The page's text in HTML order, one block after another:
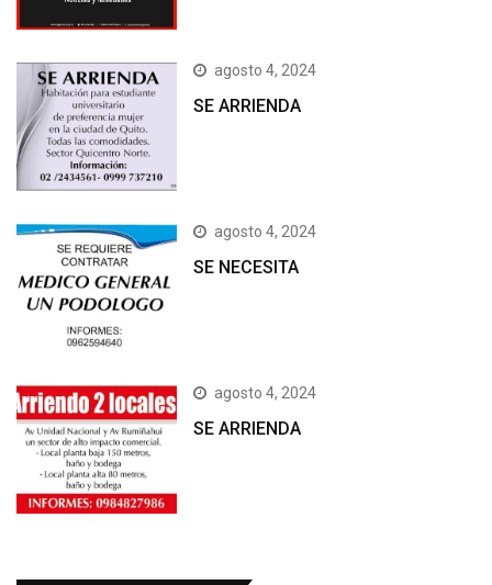
agosto 4, 2024
SE ARRIENDA
agosto 4, 2024
SE NECESITA
agosto 4, 2024
SE ARRIENDA